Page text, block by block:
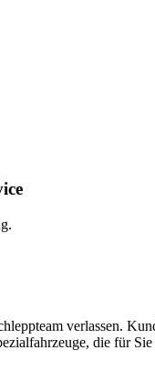
verlassen.
die für